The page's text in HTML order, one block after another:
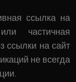
ссылка на
частичная
ссылки на сайт
не всегда